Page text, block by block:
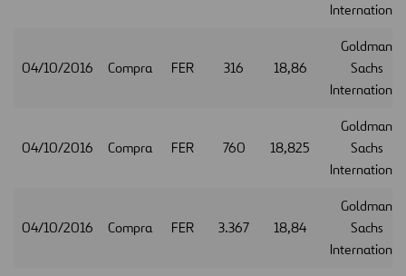
International
04/10/2016 Compra FER 316 18,86
Goldman
Sachs
International
04/10/2016 Compra FER 760 18,825
Goldman
Sachs
International
04/10/2016 Compra FER 3.367 18,84
Goldman
Sachs
International